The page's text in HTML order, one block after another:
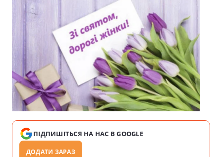
ПІДПИШІТЬСЯ НА НАС В GOOGLE
ДОДАТИ ЗАРАЗ